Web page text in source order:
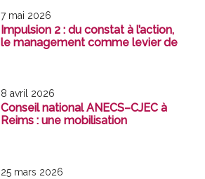
7 mai 2026
Impulsion 2 : du constat à l’action,
le management comme levier de
8 avril 2026
Conseil national ANECS–CJEC à
Reims : une mobilisation
25 mars 2026